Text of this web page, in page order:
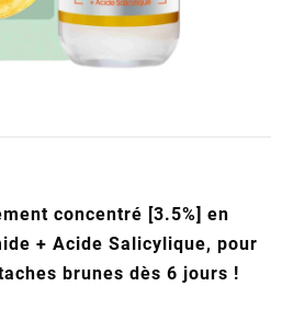
concentré [3.5%] en
+ Acide Salicylique, pour
brunes dès 6 jours !